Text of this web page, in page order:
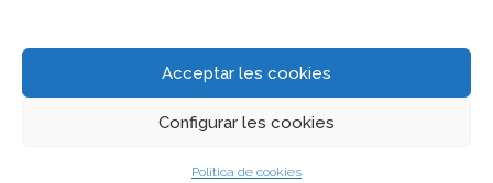
Acceptar les cookies
Configurar les cookies
Política de cookies